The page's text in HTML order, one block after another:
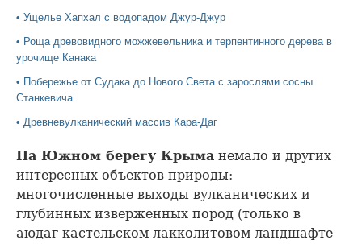
• Ущелье Хапхал с водопадом Джур-Джур
• Роща древовидного можжевельника и терпентинного дерева в
урочище Канака
• Побережье от Судака до Нового Света с зарослями сосны
Станкевича
• Древневулканический массив Кара-Даг
На Южном берегу Крыма немало и других
интересных объектов природы:
многочисленные выходы вулканических и
глубинных изверженных пород (только в
аюдаг-кастельском лакколитовом ландшафте